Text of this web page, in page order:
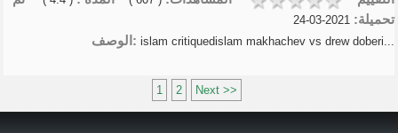
تحميلة:
الوصف: islam critiquedislam makhachev vs drew doberi...
1 2 Next >>